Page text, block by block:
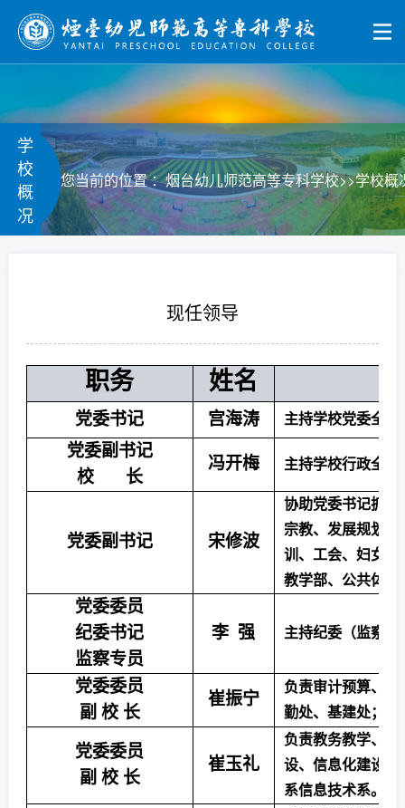
学
校
概
况
您当前的位置 ：烟台幼儿师范高等专科学校>>学校概
现任领导
职务 姓名
党委书记 宫海涛 主持学校党委全
党委副书记
校
长
冯开梅 主持学校行政全
党委副书记 宋修波
协助党委书记抓党
宗教、发展规划
训、工会、妇女等
教学部、公共体育
党委委员
纪委书记
监察专员
李 强 主持纪委（监察
党委委员
副 校 长
崔振宁
负责审计预算、财
勤处、基建处；
党委委员
副 校 长
崔玉礼
负责教务教学、专
设、信息化建设、
系信息技术系。